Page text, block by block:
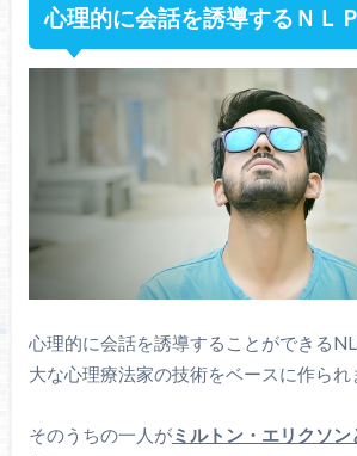
心理的に会話を誘導するＮＬ
心理的に会話を誘導することができる
大な心理療法家の技術をベースに作られ
そのうちの一人がミルトン・エリクソン